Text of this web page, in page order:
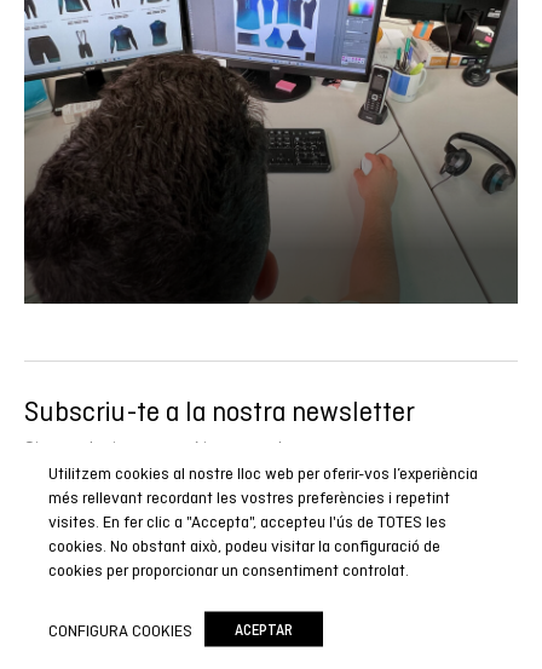
Subscriu-te a la nostra newsletter
Sigues el primer a conèixer totes les nostres novetats,
reportatges i promocions especials.
SUBSCRIURE’M ARA
Inverse Inverse custom
Galeria de dissenys
Utilitzem cookies al nostre lloc web per oferir-vos l’experiència
més rellevant recordant les vostres preferències i repetint
visites. En fer clic a "Accepta", accepteu l'ús de TOTES les
cookies. No obstant això, podeu visitar la configuració de
cookies per proporcionar un consentiment controlat.
CONFIGURA COOKIES ACEPTAR